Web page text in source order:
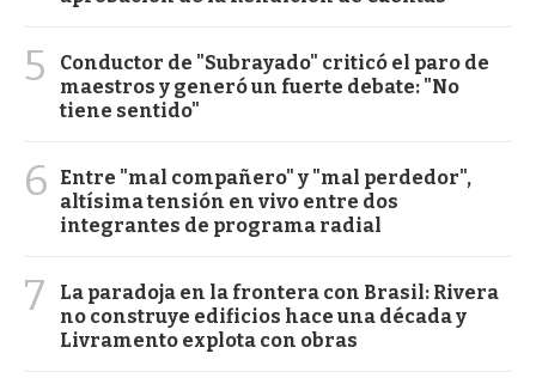
5
Conductor de "Subrayado" criticó el paro de
maestros y generó un fuerte debate: "No
tiene sentido"
6
Entre "mal compañero" y "mal perdedor",
altísima tensión en vivo entre dos
integrantes de programa radial
7
La paradoja en la frontera con Brasil: Rivera
no construye edificios hace una década y
Livramento explota con obras